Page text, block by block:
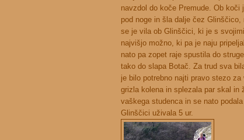
navzdol do koče Premude. Ob
pod noge in šla dalje čez
se je vila ob Glinščici, ki je s
najvišjo možno, ki pa je naju
nato pa zopet raje spustila do
tako do slapa Botač. Za trud sva
je bilo potrebno najti pravo stezo
grizla kolena in splezala par skal
vaškega studenca in se nato
Glinščici uživala 5 ur.